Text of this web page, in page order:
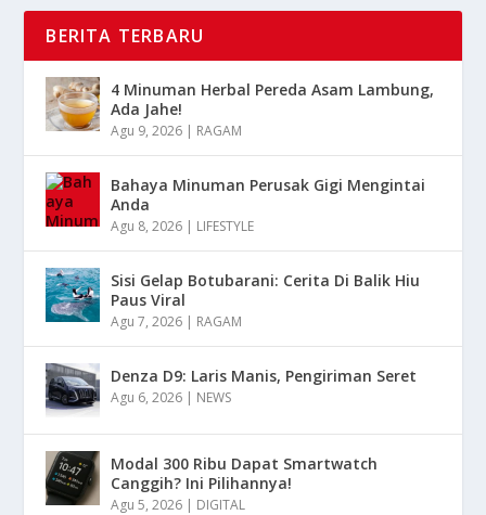
BERITA TERBARU
4 Minuman Herbal Pereda Asam Lambung,
Ada Jahe!
Agu 9, 2026 | RAGAM
Bahaya Minuman Perusak Gigi Mengintai
Anda
Agu 8, 2026 | LIFESTYLE
Sisi Gelap Botubarani: Cerita Di Balik Hiu
Paus Viral
Agu 7, 2026 | RAGAM
Denza D9: Laris Manis, Pengiriman Seret
Agu 6, 2026 | NEWS
Modal 300 Ribu Dapat Smartwatch
Canggih? Ini Pilihannya!
Agu 5, 2026 | DIGITAL